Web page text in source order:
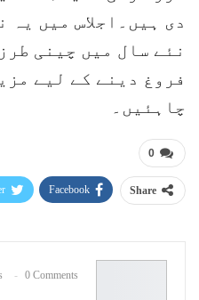
دی ہیں۔اجلاس میں یہ
نئے سال میں چینی
فروغ دینے کے لیے
چاہئیں۔
0
Share
Facebook
0 Comments